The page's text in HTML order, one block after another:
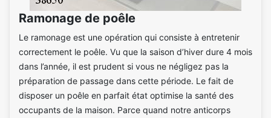
Ramonage de poêle
Le ramonage est une opération qui consiste à entretenir
correctement le poêle. Vu que la saison d’hiver dure 4 mois
dans l’année, il est prudent si vous ne négligez pas la
préparation de passage dans cette période. Le fait de
disposer un poêle en parfait état optimise la santé des
occupants de la maison. Parce quand notre anticorps